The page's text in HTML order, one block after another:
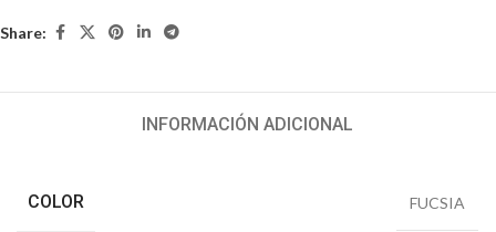
Share:
INFORMACIÓN ADICIONAL
COLOR FUCSIA